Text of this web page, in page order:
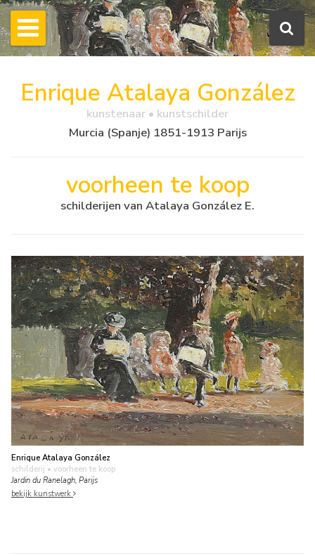
Enrique Atalaya González
kunstenaar • kunstschilder
Murcia (Spanje) 1851-1913 Parijs
voorheen te koop
schilderijen van Atalaya González E.
Enrique Atalaya González
schilderij • voorheen te koop
Jardin du Ranelagh, Parijs
bekijk kunstwerk